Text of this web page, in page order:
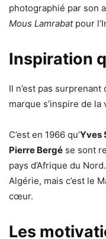
photographié par son
Mous Lamrabatpour
Inspiration
Il n’est pas
marque s’inspire de la
C’est en 1966 qu’Yves
Pierre Bergé se sont
pays d’Afrique du
Algérie, mais c’est le
cœur.
Les